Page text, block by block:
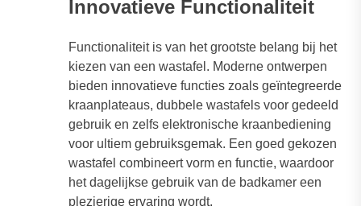
Innovatieve Functionaliteit
Functionaliteit is van het grootste belang bij het
kiezen van een wastafel. Moderne ontwerpen
bieden innovatieve functies zoals geïntegreerde
kraanplateaus, dubbele wastafels voor gedeeld
gebruik en zelfs elektronische kraanbediening
voor ultiem gebruiksgemak. Een goed gekozen
wastafel combineert vorm en functie, waardoor
het dagelijkse gebruik van de badkamer een
plezierige ervaring wordt.